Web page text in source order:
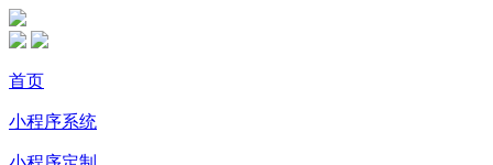
首页
小程序系统